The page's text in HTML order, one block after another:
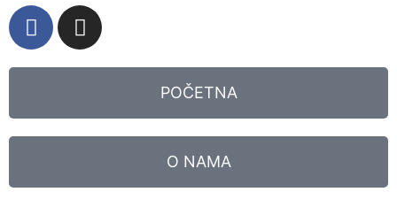
POČETNA
O NAMA